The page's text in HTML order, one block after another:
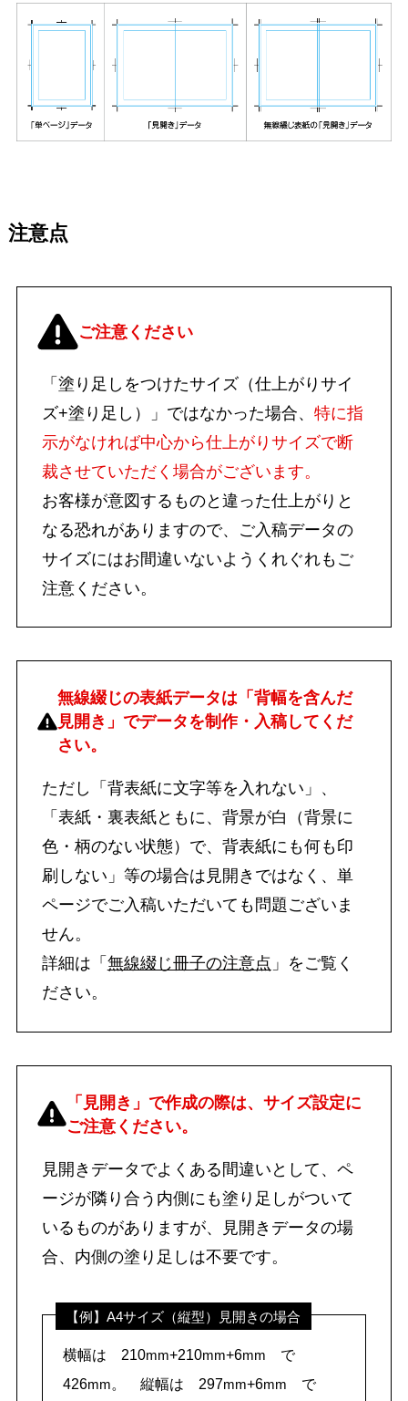
注意点
ご注意ください
「塗り足しをつけたサイズ（仕上がりサイ
ズ+塗り足し）」ではなかった場合、 特に指
示がなければ中心から仕上がりサイズで断
裁させていただく場合がございます。
お客様が意図するものと違った仕上がりと
なる恐れがありますので、ご入稿データの
サイズにはお間違いないようくれぐれもご
注意ください。
無線綴じの表紙データは「背幅を含んだ
見開き」でデータを制作・入稿してくだ
さい。
ただし「背表紙に文字等を入れない」、
「表紙・裏表紙ともに、背景が白（背景に
色・柄のない状態）で、背表紙にも何も印
刷しない」等の場合は見開きではなく、単
ページでご入稿いただいても問題ございま
せん。
詳細は「 無線綴じ冊子の注意点 」をご覧く
ださい。
「見開き」で作成の際は、サイズ設定に
ご注意ください。
見開きデータでよくある間違いとして、ペ
ージが隣り合う内側にも塗り足しがついて
いるものがありますが、見開きデータの場
合、内側の塗り足しは不要です。
【例】A4サイズ（縦型）見開きの場合
横幅は 210mm+210mm+6mm
で
426mm。 縦幅は 297mm+6mm で